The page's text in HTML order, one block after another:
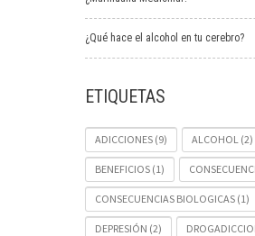
¿Qué hace el alcohol en tu cerebro?
ETIQUETAS
ADICCIONES (9) ALCOHOL (2)
BENEFICIOS (1)
CONSECUENCIAS BIOLOGICAS (1)
DEPRESIÓN (2)